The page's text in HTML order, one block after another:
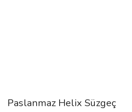
Paslanmaz Helix Süzgeç